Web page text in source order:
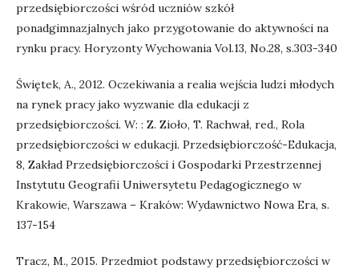
przedsiębiorczości wśród uczniów szkół
ponadgimnazjalnych jako przygotowanie do aktywności na
rynku pracy. Horyzonty Wychowania Vol.13, No.28, s.303-340
Świętek, A., 2012. Oczekiwania a realia wejścia ludzi młodych
na rynek pracy jako wyzwanie dla edukacji z
przedsiębiorczości. W: : Z. Zioło, T. Rachwał, red., Rola
przedsiębiorczości w edukacji. Przedsiębiorczość-Edukacja,
8, Zakład Przedsiębiorczości i Gospodarki Przestrzennej
Instytutu Geografii Uniwersytetu Pedagogicznego w
Krakowie, Warszawa – Kraków: Wydawnictwo Nowa Era, s.
137-154
Tracz, M., 2015. Przedmiot podstawy przedsiębiorczości w